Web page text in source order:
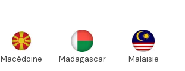
Macédoine Madagascar Malaisie